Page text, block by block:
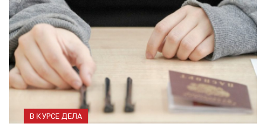
В КУРСЕ ДЕЛА